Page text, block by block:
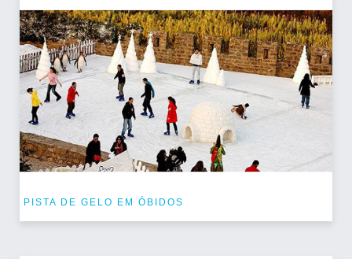
PISTA DE GELO EM ÓBIDOS